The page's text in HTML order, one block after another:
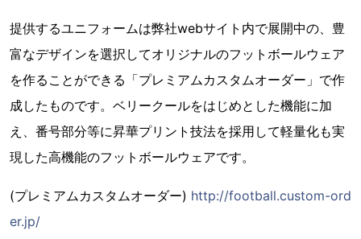
提供するユニフォームは弊社webサイト内で展開中の、豊
富なデザインを選択してオリジナルのフットボールウェア
を作ることができる「プレミアムカスタムオーダー」で作
成したものです。ベリークールをはじめとした機能に加
え、番号部分等に昇華プリント技法を採用して軽量化も実
現した高機能のフットボールウェアです。
(プレミアムカスタムオーダー) http://football.custom-ord
er.jp/